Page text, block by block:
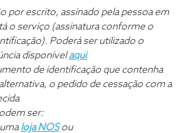
por escrito, assinado pela pessoa em
o serviço (assinatura conforme o
Poderá ser utilizado o
disponívelaqui
de identificação que contenha
o pedido de cessação com a
ser:
loja NOSou